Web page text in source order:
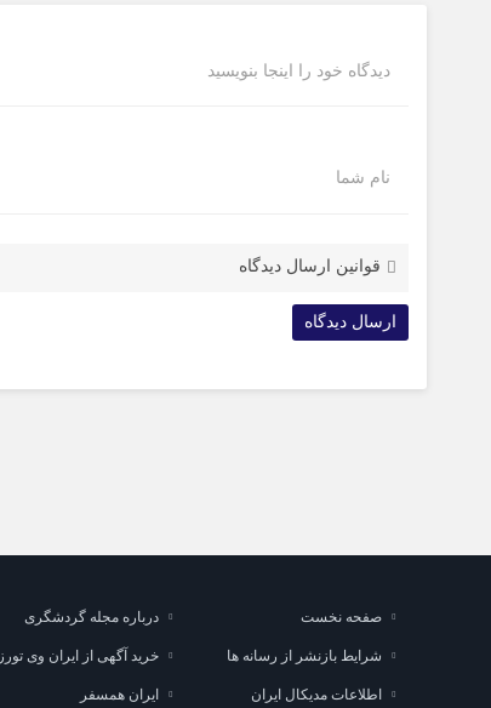
دیدگاه خود را اینجا بنویسید
نام شما
قوانین ارسال دیدگاه
صفحه نخست درباره مجله گردشگری
شرایط بازنشر از رسانه ها خرید آگهی از ایران وی تورز
اطلاعات مدیکال ایران ایران همسفر